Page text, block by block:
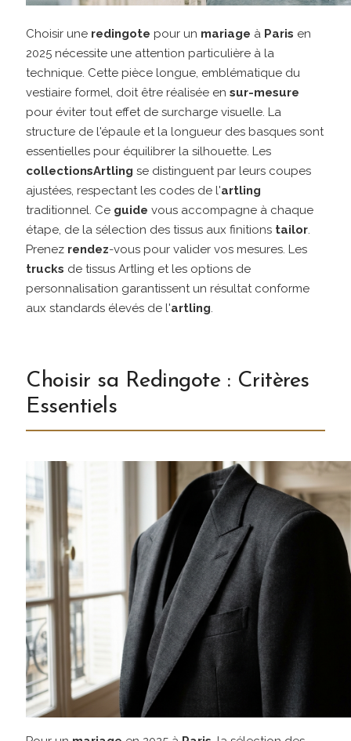
Choisir une redingote pour un mariage à Paris en
2025 nécessite une attention particulière à la
technique. Cette pièce longue, emblématique du
vestiaire formel, doit être réalisée en sur-mesure
pour éviter tout effet de surcharge visuelle. La
structure de l'épaule et la longueur des basques sont
essentielles pour équilibrer la silhouette. Les
collectionsArtling se distinguent par leurs coupes
ajustées, respectant les codes de l'artling
traditionnel. Ce guide vous accompagne à chaque
étape, de la sélection des tissus aux finitions tailor.
Prenez rendez-vous pour valider vos mesures. Les
trucks de tissus Artling et les options de
personnalisation garantissent un résultat conforme
aux standards élevés de l'artling.
Choisir sa Redingote : Critères
Essentiels